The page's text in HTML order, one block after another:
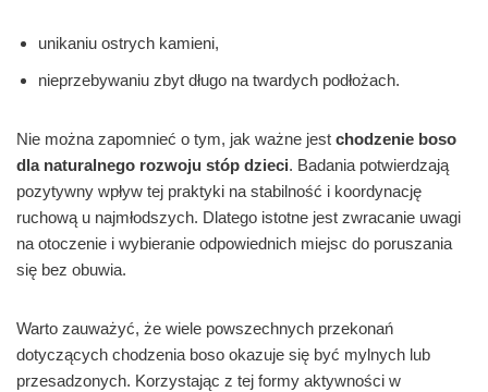
unikaniu ostrych kamieni,
nieprzebywaniu zbyt długo na twardych podłożach.
Nie można zapomnieć o tym, jak ważne jest chodzenie boso
dla naturalnego rozwoju stóp dzieci. Badania potwierdzają
pozytywny wpływ tej praktyki na stabilność i koordynację
ruchową u najmłodszych. Dlatego istotne jest zwracanie uwagi
na otoczenie i wybieranie odpowiednich miejsc do poruszania
się bez obuwia.
Warto zauważyć, że wiele powszechnych przekonań
dotyczących chodzenia boso okazuje się być mylnych lub
przesadzonych. Korzystając z tej formy aktywności w